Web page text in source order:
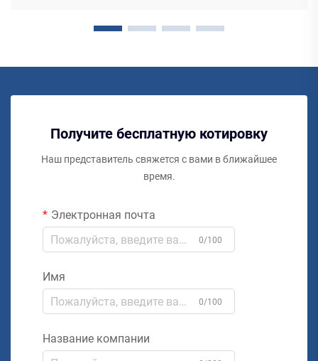
Получите бесплатную котировку
Наш представитель свяжется с вами в ближайшее
время.
Электронная почта
0/100
Имя
0/100
Название компании